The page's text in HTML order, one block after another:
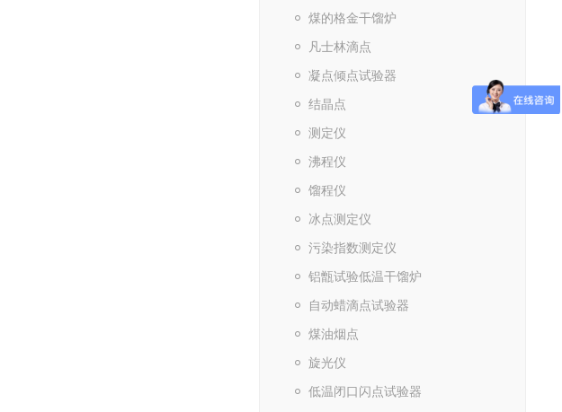
煤的格金干馏炉
凡士林滴点
凝点倾点试验器
结晶点
测定仪
沸程仪
馏程仪
冰点测定仪
污染指数测定仪
铝甑试验低温干馏炉
自动蜡滴点试验器
煤油烟点
旋光仪
低温闭口闪点试验器